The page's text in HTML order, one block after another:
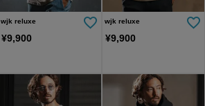
wjk reluxe
¥9,900
wjk reluxe
¥9,900